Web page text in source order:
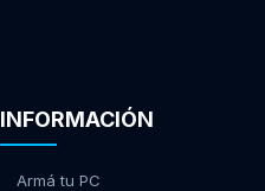
INFORMACIÓN
Armá tu PC